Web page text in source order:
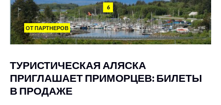
6
ОТ ПАРТНЕРОВ
ТУРИСТИЧЕСКАЯ АЛЯСКА
ПРИГЛАШАЕТ ПРИМОРЦЕВ: БИЛЕТЫ
В ПРОДАЖЕ